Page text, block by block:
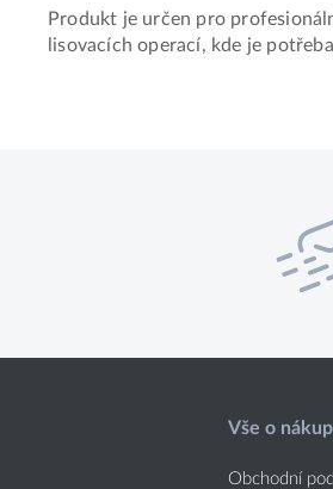
Produkt je určen pro
lisovacích operací, kde je
Vše o
Obchodní